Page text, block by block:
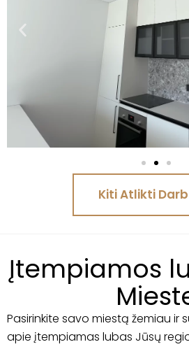
Kiti Atlikti
Įtempiamos
Pasirinkite savo miestą žemiau ir
apie įtempiamas lubas Jūsų